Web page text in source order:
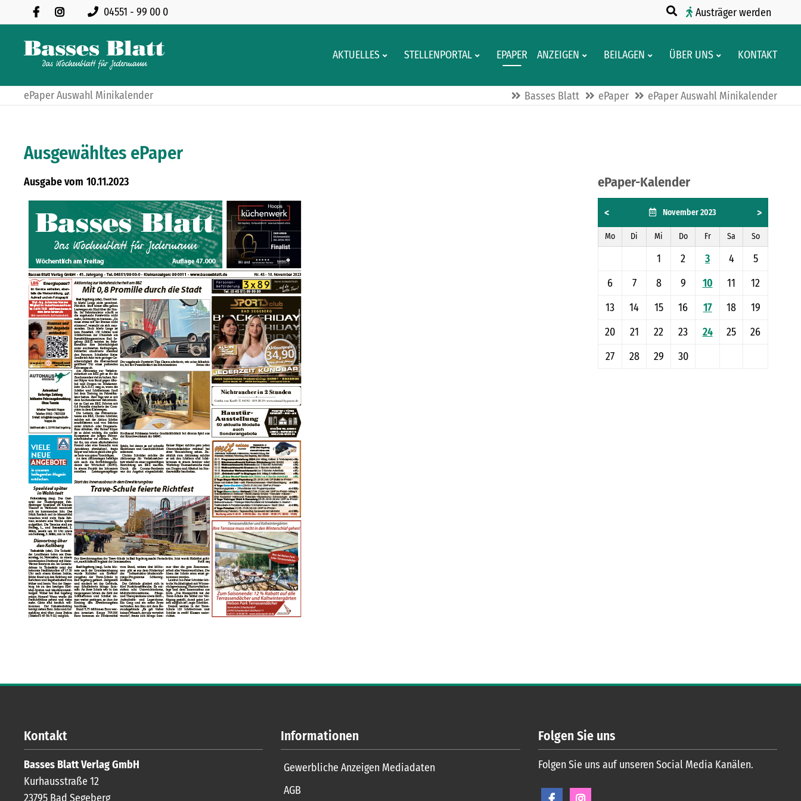
04551 - 99 00 0 Austräger werden
AKTUELLES STELLENPORTAL EPAPER ANZEIGEN BEILAGEN ÜBER UNS KONTAKT
ePaper Auswahl Minikalender Basses Blatt ePaper ePaper Auswahl Minikalender
Ausgewähltes ePaper
10.11.2023 ePaper-Kalender
< November 2023 >
Mo Di Mi Do Fr Sa So
1 2 3 4
5
6
7 8 9 10 11
12
13
14 15 16 17 18
19
20
21 22 23 24 25
26
27
28 29 30
Kontakt
Basses Blatt Verlag GmbH
Kurhausstraße 12
23795 Bad Segeberg
Informationen
Gewerbliche Anzeigen Mediadaten
AGB
Folgen Sie uns
Folgen Sie uns auf unseren Social Media Kanälen.